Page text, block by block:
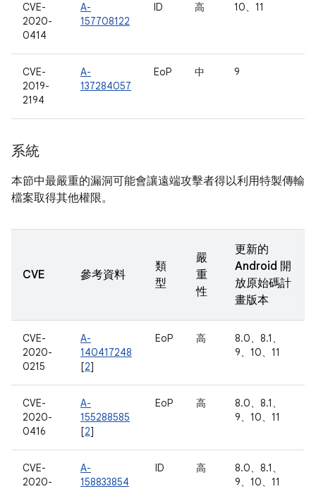
CVE-
2020-
0414
A-
157708122
ID 高 10、11
CVE-
2019-
2194
A-
137284057
EoP 中 9
系統
本節中最嚴重的漏洞可能會讓遠端攻擊者得以利用特製傳輸
檔案取得其他權限。
CVE 參考資料
類
型
嚴
重
性
更新的
Android 開
放原始碼計
畫版本
CVE-
2020-
0215
A-
140417248
[2]
EoP 高
8.0、8.1、
9、10、11
CVE-
2020-
0416
A-
155288585
[2]
EoP 高
8.0、8.1、
9、10、11
CVE-
2020-
A-
158833854
ID 高
8.0、8.1、
9、10、11